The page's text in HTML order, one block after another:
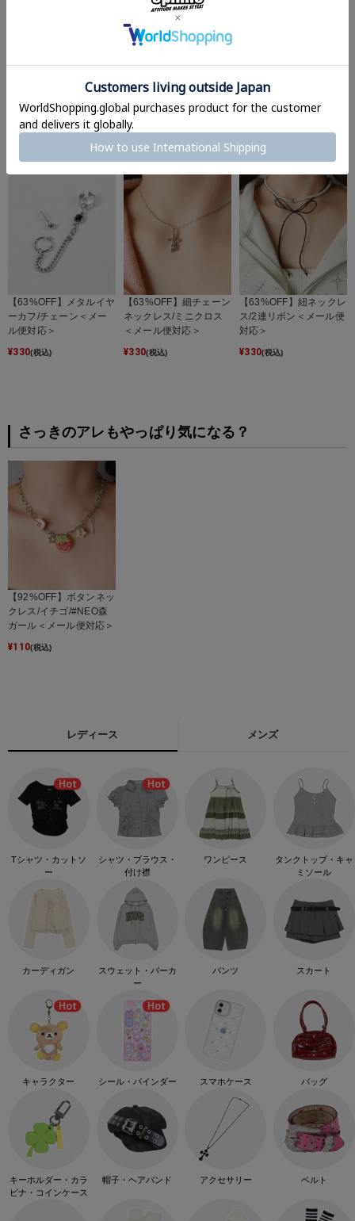
【63%OFF】細ネックレ
ス＜メール便対応＞
330
【63%OFF】細チェーン
メール便対応＞
¥330
キーホルダー/ビッグク
＜メール便対応＞
¥550
【63%OFF】メタルイヤ
ーカフ/チェーン＜メー
ル便対応＞
¥330(税込)
【63%OFF】細チェーン
ネックレス/ミニクロス
＜メール便対応＞
¥330(税込)
【63%OFF】紐ネックレ
ス/2連リボン＜メール便
対応＞
¥330(税込)
さっきのアレもやっぱり気になる？
【92%OFF】ボタンネッ
クレス/イチゴ/#NEO森
ガール＜メール便対応＞
¥110(税込)
レディース メンズ
Tシャツ・カットソ
ー
シャツ・ブラウス・
付け襟
ワンピース
タンクトップ・キャ
ミソール
カーディガン
スウェット・パーカ
ー
パンツ スカート
キャラクター シール・バインダー スマホケース バッグ
キーホルダー・カラ
ビナ・コインケース
帽子・ヘアバンド アクセサリー ベルト